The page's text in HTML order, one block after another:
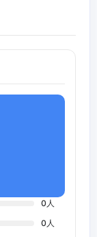
0 人
0 人